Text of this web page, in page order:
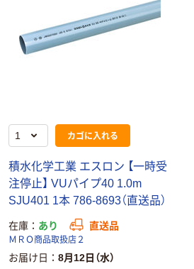
カゴに入れる
積水化学工業 エスロン 【一時受
注停止】 VUパイプ40 1.0m
SJU401 1本 786-8693（直送品）
在庫 あり 直送品
ＭＲＯ商品取扱店２
お届け日 8月12日（水）